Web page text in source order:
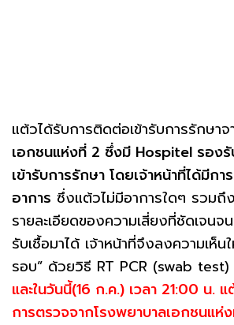
แต้วได้รับการติดต่อเข้ารับการรักษาจ
เอกชนแห่งที่ 2 ซึ่งมี Hospitel รองรั
เข้ารับการรักษา โดยเจ้าหน้าที่ได้มีกา
อาการ ซึ่งแต้วไม่มีอาการใดๆ รวมถึ
รายละเอียดของความเสี่ยงที่ชัดเจนจ
รับเชื้อมาได้ เจ้าหน้าที่จึงลงความเห็
รอบ” ด้วยวิธี RT PCR (swab test)
และในวันนี้(16 ก.ค.) เวลา 21:00 น.
การตรวจจากโรงพยาบาลเอกชนแห่